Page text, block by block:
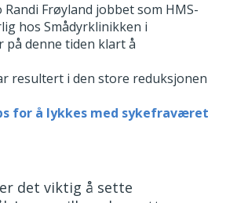
Randi Frøyland jobbet som HMS-
hos Smådyrklinikken i
på denne tiden klart å
resultert i den store reduksjonen
for å lykkes med sykefraværet
det viktig å sette